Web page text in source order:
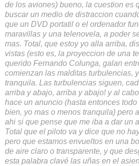
de los aviones) bueno, la cuestion es
buscar un medio de distraccion
que un DVD portatil o el ordenador
maravillas y una telenovela, a poder
mas. Total, que estoy yo alla arriba,
vistas (esto es, la proyeccion de una
querido Fernando Colunga, galan
comienzan las malditas turbulencias,
tranquila. Las turbulencias siguen,
arriba y abajo, arriba y abajo! y al
hace un anuncio (hasta entonces
bien, yo mas o menos tranquila) pero
ahi si que pense que me iba a dar un
Total que el piloto va y dice que no
pero que estamos envueltos en una
de aire claro o transparente, y que
esta palabra clavé las uñas en el